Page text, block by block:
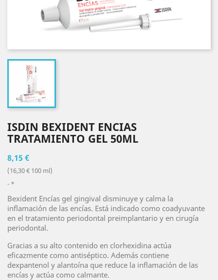
ISDIN BEXIDENT ENCIAS
TRATAMIENTO GEL 50ML
8,15 €
(16,30 € 100 ml)
*
Bexident Encías gel gingival disminuye y calma la
inflamación de las encías. Está indicado como coadyuvante
en el tratamiento periodontal preimplantario y en cirugía
periodontal.
Gracias a su alto contenido en clorhexidina actúa
eficazmente como antiséptico. Además contiene
dexpantenol y alantoína que reduce la inflamación de las
encías y actúa como calmante.